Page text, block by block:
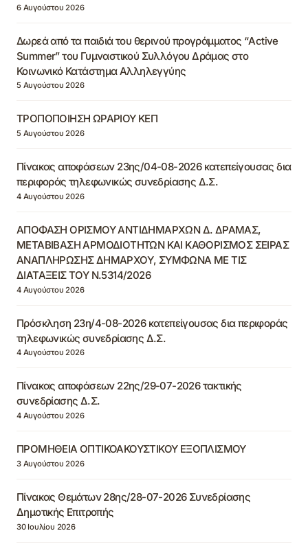
6 Αυγούστου 2026
Δωρεά από τα παιδιά του θερινού προγράμματος “Active
Summer” του Γυμναστικού Συλλόγου Δράμας στο
Κοινωνικό Κατάστημα Αλληλεγγύης
5 Αυγούστου 2026
ΤΡΟΠΟΠΟΙΗΣΗ ΩΡΑΡΙΟΥ ΚΕΠ
5 Αυγούστου 2026
Πίνακας αποφάσεων 23ης/04-08-2026 κατεπείγουσας δια
περιφοράς τηλεφωνικώς συνεδρίασης Δ.Σ.
4 Αυγούστου 2026
ΑΠΟΦΑΣΗ ΟΡΙΣΜΟΥ ΑΝΤΙΔΗΜΑΡΧΩΝ Δ. ΔΡΑΜΑΣ,
ΜΕΤΑΒΙΒΑΣΗ ΑΡΜΟΔΙΟΤΗΤΩΝ ΚΑΙ ΚΑΘΟΡΙΣΜΟΣ ΣΕΙΡΑΣ
ΑΝΑΠΛΗΡΩΣΗΣ ΔΗΜΑΡΧΟΥ, ΣΥΜΦΩΝΑ ΜΕ ΤΙΣ
ΔΙΑΤΑΞΕΙΣ ΤΟΥ Ν.5314/2026
4 Αυγούστου 2026
Πρόσκληση 23η/4-08-2026 κατεπείγουσας δια περιφοράς
τηλεφωνικώς συνεδρίασης Δ.Σ.
4 Αυγούστου 2026
Πίνακας αποφάσεων 22ης/29-07-2026 τακτικής
συνεδρίασης Δ.Σ.
4 Αυγούστου 2026
ΠΡΟΜΗΘΕΙΑ ΟΠΤΙΚΟΑΚΟΥΣΤΙΚΟΥ ΕΞΟΠΛΙΣΜΟΥ
3 Αυγούστου 2026
Πίνακας Θεμάτων 28ης/28-07-2026 Συνεδρίασης
Δημοτικής Επιτροπής
30 Ιουλίου 2026